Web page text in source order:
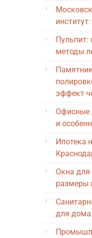
методы
эффект
Офисные
и
Ипотека
Окна для
размеры
для дома